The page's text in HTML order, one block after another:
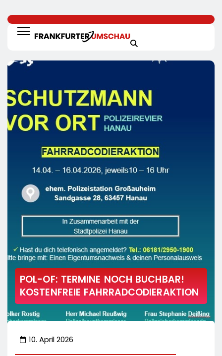
POL-OF: TERMINE NOCH BUCHBAR!
KOSTENFREIE FAHRRADCODIERAKTION
10. April 2026